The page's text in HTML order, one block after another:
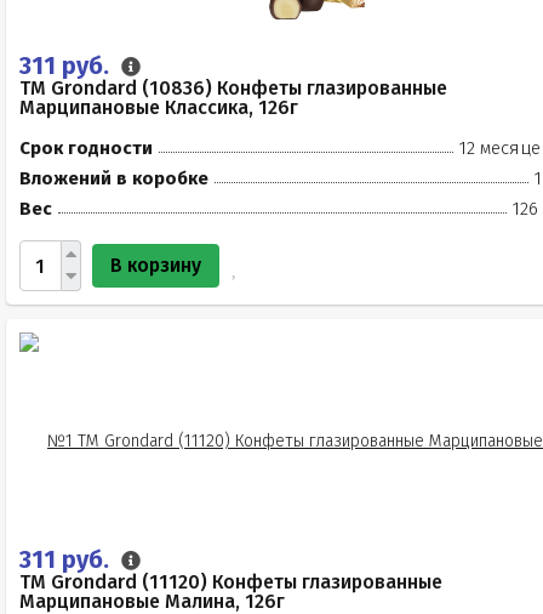
311 руб.
TM Grondard (10836) Конфеты глазированные
Марципановые Классика, 126г
Срок годности
12
Вложений в коробке
Вес
126
В корзину
311 руб.
TM Grondard (11120) Конфеты глазированные
Марципановые Малина, 126г